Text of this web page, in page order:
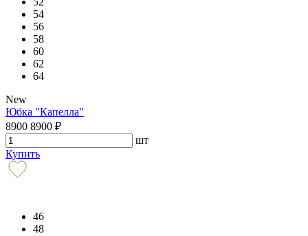
54
56
58
60
62
64
New
Юбка "Капелла"
8900 8900 ₽
шт
Купить
46
48